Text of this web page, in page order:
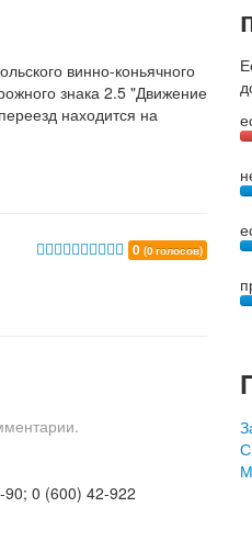
винно-коньячного
знака 2.5 "Движение
находится на
0 (0 голосов)
0 (600) 42-922